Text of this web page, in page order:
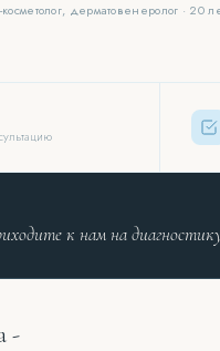
косметолог, дерматовенеролог · 20
к нам на
-